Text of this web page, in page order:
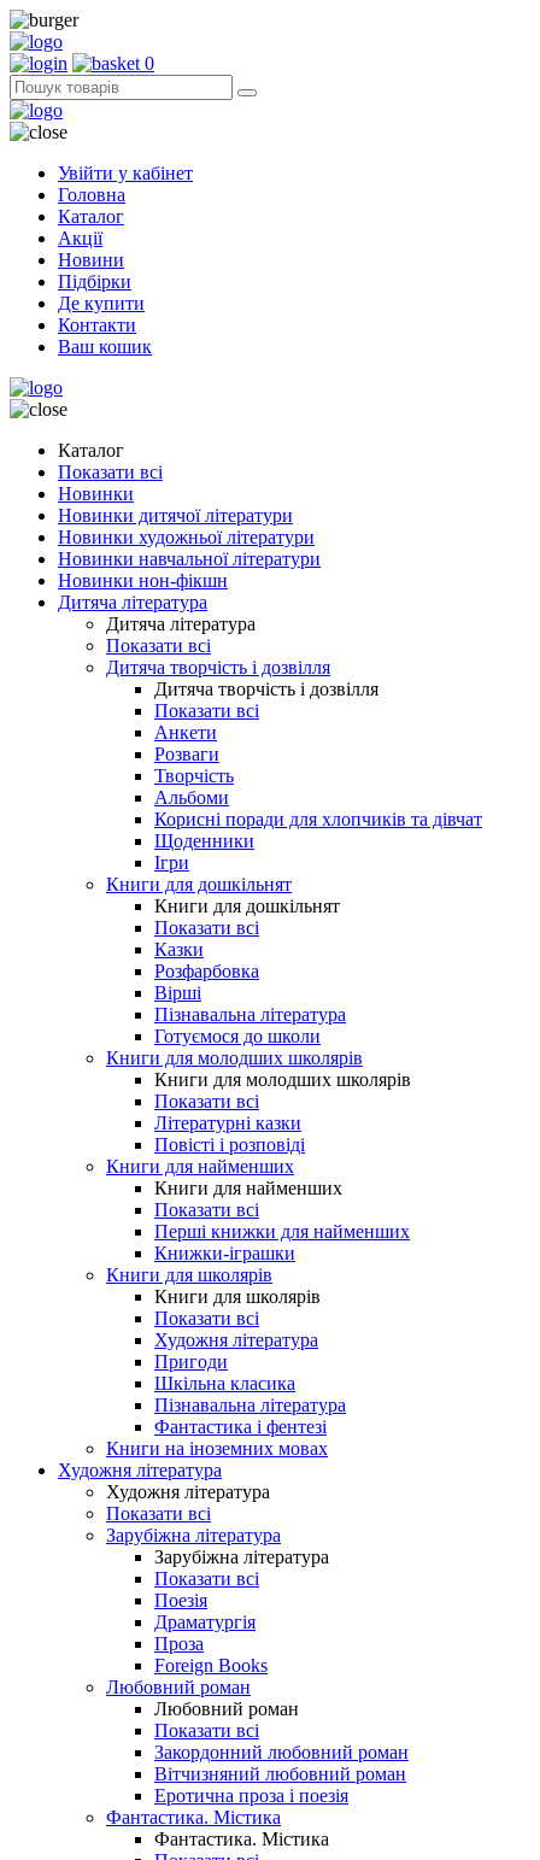
0
Увійти у кабінет
Головна
Каталог
Акції
Новини
Підбірки
Де купити
Контакти
Ваш кошик
Каталог
Показати всі
Новинки
Новинки дитячої літератури
Новинки художньої літератури
Новинки навчальної літератури
Новинки нон-фікшн
Дитяча література
Дитяча література
Показати всі
Дитяча творчість і дозвілля
Дитяча творчість і дозвілля
Показати всі
Анкети
Розваги
Творчість
Альбоми
Корисні поради для хлопчиків та дівчат
Щоденники
Ігри
Книги для дошкільнят
Книги для дошкільнят
Показати всі
Казки
Розфарбовка
Вірші
Пізнавальна література
Готуємося до школи
Книги для молодших школярів
Книги для молодших школярів
Показати всі
Літературні казки
Повісті і розповіді
Книги для найменших
Книги для найменших
Показати всі
Перші книжки для найменших
Книжки-іграшки
Книги для школярів
Книги для школярів
Показати всі
Художня література
Пригоди
Шкільна класика
Пізнавальна література
Фантастика і фентезі
Книги на іноземних мовах
Художня література
Художня література
Показати всі
Зарубіжна література
Зарубіжна література
Показати всі
Поезія
Драматургія
Проза
Foreign Books
Любовний роман
Любовний роман
Показати всі
Закордонний любовний роман
Вітчизняний любовний роман
Еротична проза і поезія
Фантастика. Містика
Фантастика. Містика